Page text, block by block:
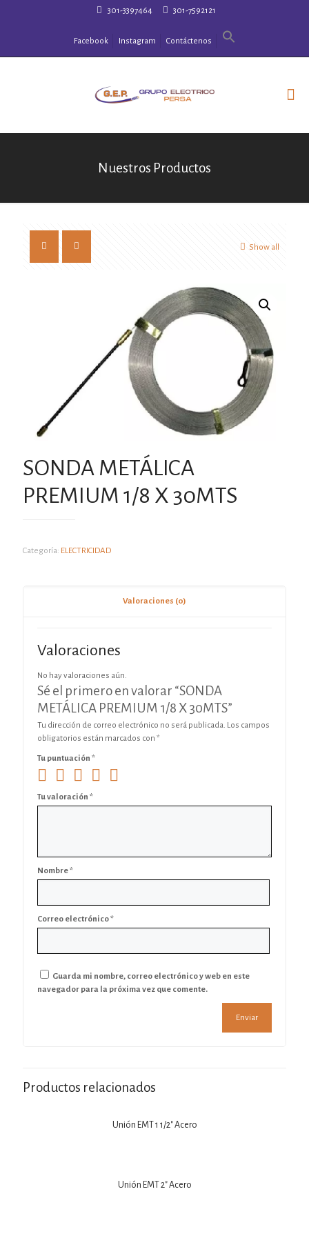
301-3397464 301-7592121
Facebook Instagram Contáctenos
Nuestros Productos
Show all
SONDA METÁLICA
PREMIUM 1/8 X 30MTS
Categoría: ELECTRICIDAD
Valoraciones (0)
Valoraciones
No hay valoraciones aún.
Sé el primero en valorar “SONDA
METÁLICA PREMIUM 1/8 X 30MTS”
Tu dirección de correo electrónico no será publicada. Los campos
obligatorios están marcados con *
Tu puntuación *
Tu valoración *
Nombre*
Correo electrónico*
Guarda mi nombre, correo electrónico y web en este
navegador para la próxima vez que comente.
Productos relacionados
Unión EMT 1 1/2″ Acero
Unión EMT 2″ Acero